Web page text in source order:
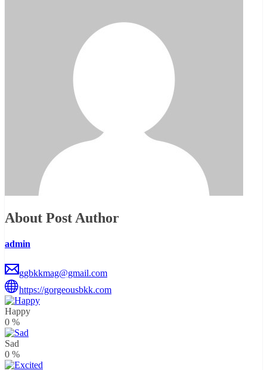
About Post Author
admin
ggbkkmag@gmail.com
https://gorgeousbkk.com
Happy
0 %
Sad
0 %